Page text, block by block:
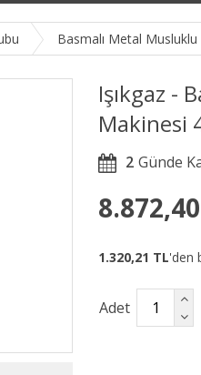
Basmalı Metal
Işıkgaz -
Makinesi
2
1.320,21 TL'den
Adet